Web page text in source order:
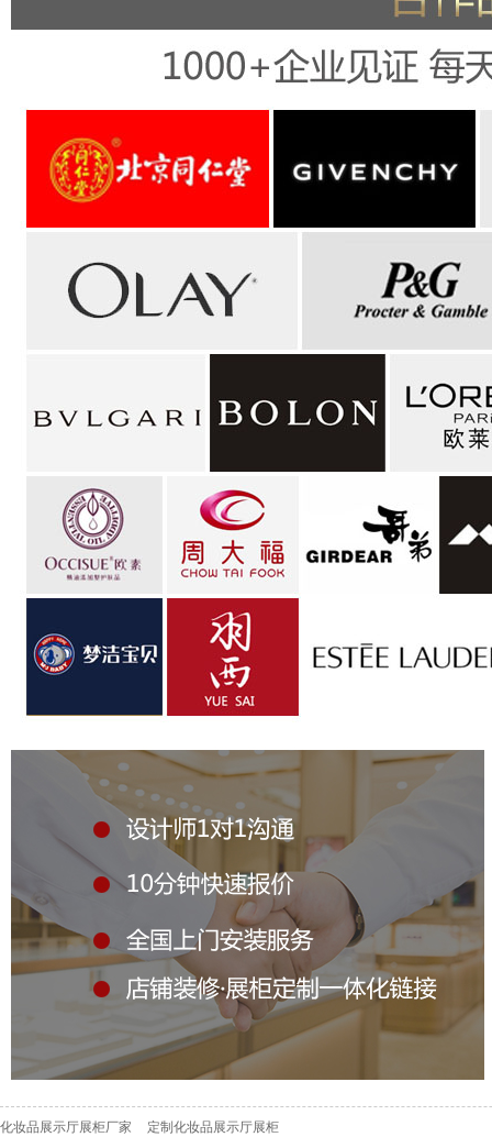
化妆品展示厅展柜厂家 定制化妆品展示厅展柜